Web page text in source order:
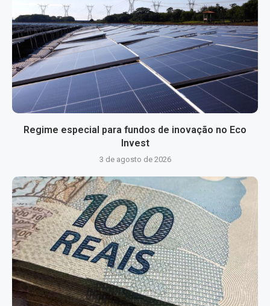
Regime especial para fundos de inovação no Eco
Invest
3 de agosto de 2026